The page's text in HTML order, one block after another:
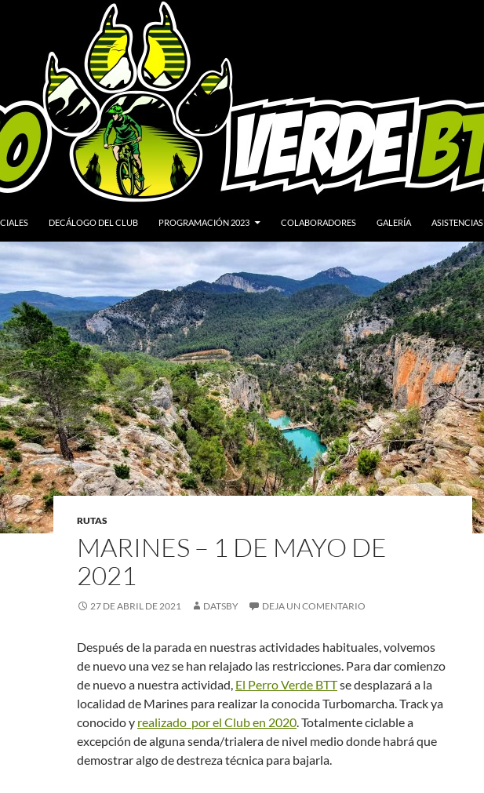
DECÁLOGO DEL CLUB PROGRAMACIÓN 2023 COLABORADORES GALERÍA ASISTENCIAS
RUTAS
MARINES – 1 DE MAYO DE
2021
27 DE ABRIL DE 2021 DATSBY DEJA UN COMENTARIO
Después de la parada en nuestras actividades habituales, volvemos
de nuevo una vez se han relajado las restricciones. Para dar comienzo
de nuevo a nuestra actividad, El Perro Verde BTTse desplazará a la
localidad de Marines para realizar la conocida Turbomarcha. Track ya
conocido y realizado por el Club en 2020. Totalmente ciclable a
excepción de alguna senda/trialera de nivel medio donde habrá que
demostrar algo de destreza técnica para bajarla.